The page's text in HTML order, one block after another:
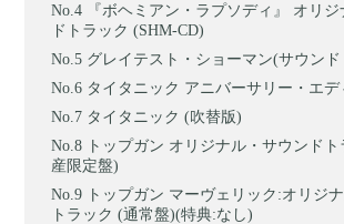
『ボヘミアン・ラプソディ』 オリ
ドトラック (SHM-CD)
グレイテスト・ショーマン(サウン
タイタニック アニバーサリー・エデ
タイタニック (吹替版)
トップガン オリジナル・サウンド
産限定盤)
トップガン マーヴェリック:オリジ
トラック (通常盤)(特典:なし)